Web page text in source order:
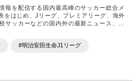
報を配信する国内最高峰のサッカー総合メ
をはじめ、Jリーグ、プレミアリーグ、海外
サッカーなどの国内外の最新ニュース、コ
」「YouTube」「TikTok」など、
#明治安田生命J1リーグ